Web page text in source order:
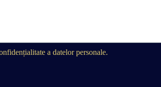
a datelor personale.